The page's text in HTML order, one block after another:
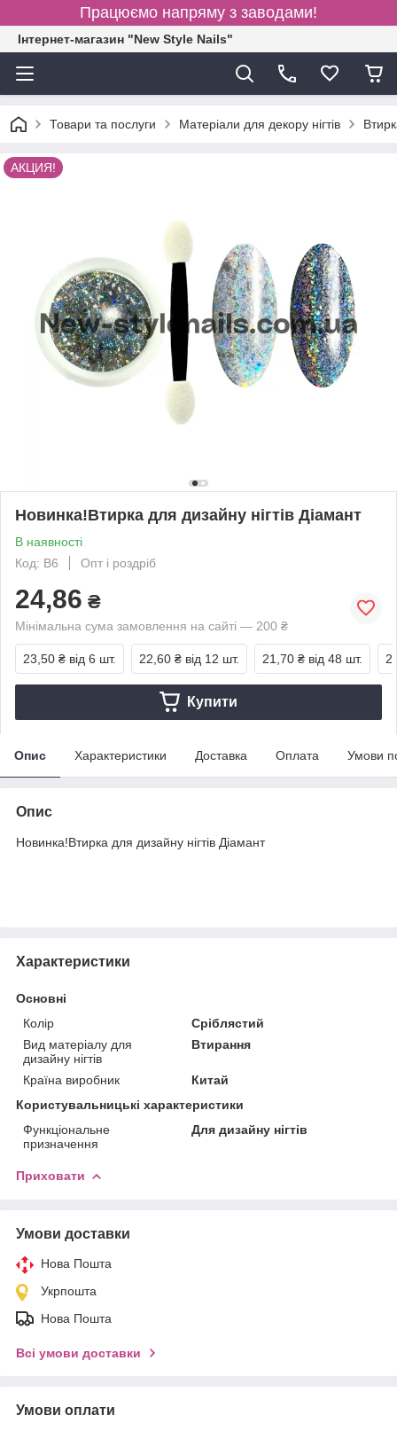
Працюємо напряму з заводами!
Інтернет-магазин "New Style Nails"
Товари та послуги Матеріали для декору нігтів
АКЦИЯ!
Новинка!Втирка для дизайну нігтів Діамант
В наявності
Код: B6
Опт і роздріб
24,86 ₴
Мінімальна сума замовлення на сайті — 200 ₴
23,50 ₴ від 6 шт. 22,60 ₴ від 12 шт. 21,70 ₴ від 48 шт.
Купити
Опис Характеристики Доставка Оплата Умови
Опис
Новинка!Втирка для дизайну нігтів Діамант
Характеристики
Основні
Колір
Сріблястий
Вид матеріалу для
дизайну нігтів
Втирання
Країна виробник
Китай
Користувальницькі характеристики
Функціональне
призначення
Для дизайну нігтів
Приховати
Умови доставки
Нова Пошта
Укрпошта
Нова Пошта
Всі умови доставки
Умови оплати